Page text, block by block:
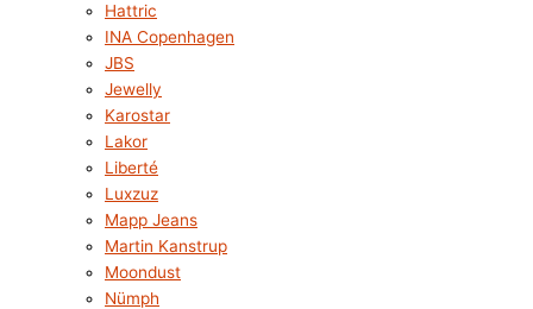
Hattric
INA Copenhagen
JBS
Jewelly
Karostar
Lakor
Liberté
Luxzuz
Mapp Jeans
Martin Kanstrup
Moondust
Nümph